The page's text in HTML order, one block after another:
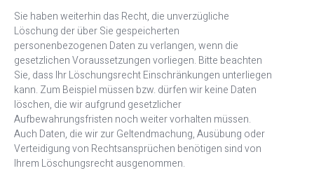
Sie haben weiterhin das Recht, die unverzügliche
Löschung der über Sie gespeicherten
personenbezogenen Daten zu verlangen, wenn die
gesetzlichen Voraussetzungen vorliegen. Bitte beachten
Sie, dass Ihr Löschungsrecht Einschränkungen unterliegen
kann. Zum Beispiel müssen bzw. dürfen wir keine Daten
löschen, die wir aufgrund gesetzlicher
Aufbewahrungsfristen noch weiter vorhalten müssen.
Auch Daten, die wir zur Geltendmachung, Ausübung oder
Verteidigung von Rechtsansprüchen benötigen sind von
Ihrem Löschungsrecht ausgenommen.